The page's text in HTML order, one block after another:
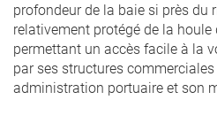
profondeur de la baie si près du
relativement protégé de la houle
permettant un accès facile à la
par ses structures
administration portuaire et son